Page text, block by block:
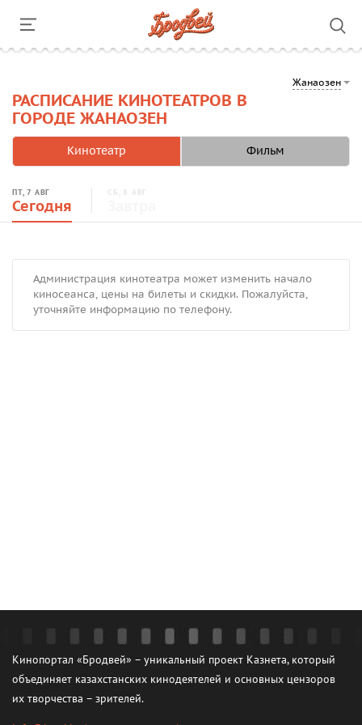
Жанаозен
РАСПИСАНИЕ КИНОТЕАТРОВ В
ГОРОДЕ ЖАНАОЗЕН
Кинотеатр Фильм
ПТ, 7 АВГ
Сегодня
СБ, 8 АВГ
Администрация кинотеатра может изменить начало
киносеанса, цены на билеты и скидки. Пожалуйста,
уточняйте информацию по телефону.
Кинопортал «Бродвей» – уникальный проект Казнета, который
объединяет казахстанских кинодеятелей и основных цензоров
их творчества – зрителей.